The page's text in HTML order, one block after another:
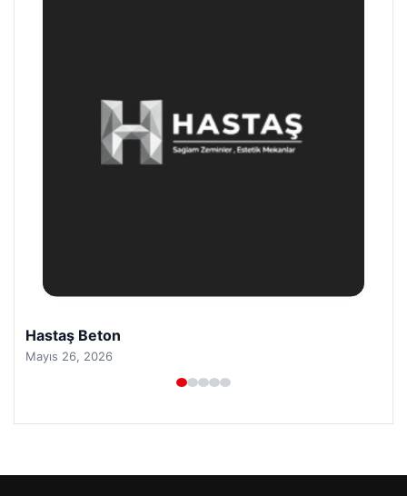
Hastaş Beton
Mayıs 26, 2026